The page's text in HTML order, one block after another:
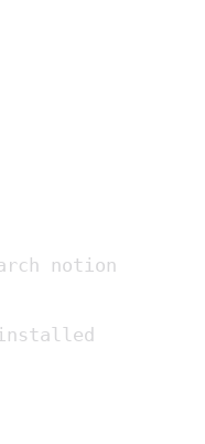
notion